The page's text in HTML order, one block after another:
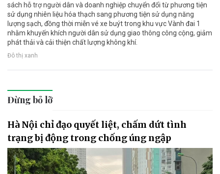
sách hỗ trợ người dân và doanh nghiệp chuyển đổi từ phương tiện
sử dụng nhiên liệu hóa thạch sang phương tiện sử dụng năng
lượng sạch, đồng thời miễn vé xe buýt trong khu vực Vành đai 1
nhằm khuyến khích người dân sử dụng giao thông công cộng, giảm
phát thải và cải thiện chất lượng không khí.
Đô thị xanh
Đừng bỏ lỡ
Hà Nội chỉ đạo quyết liệt, chấm dứt tình
trạng bị động trong chống úng ngập